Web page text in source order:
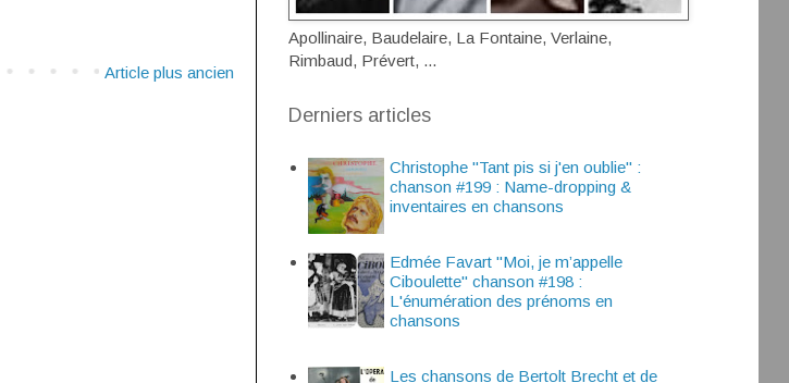
Article plus ancien
Apollinaire, Baudelaire, La Fontaine, Verlaine,
Rimbaud, Prévert, ...
Derniers articles
Christophe "Tant pis si j'en oublie" :
chanson #199 : Name-dropping &
inventaires en chansons
Edmée Favart "Moi, je m’appelle
Ciboulette" chanson #198 :
L'énumération des prénoms en
chansons
Les chansons de Bertolt Brecht et de